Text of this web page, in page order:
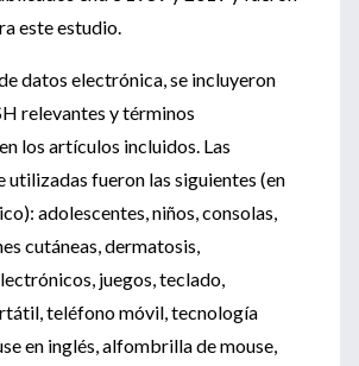
este estudio.
datos electrónica, se incluyeron
relevantes y términos
los artículos incluidos. Las
utilizadas fueron las siguientes (en
adolescentes, niños, consolas,
cutáneas, dermatosis,
juegos, teclado,
teléfono móvil, tecnología
en inglés, alfombrilla de mouse,